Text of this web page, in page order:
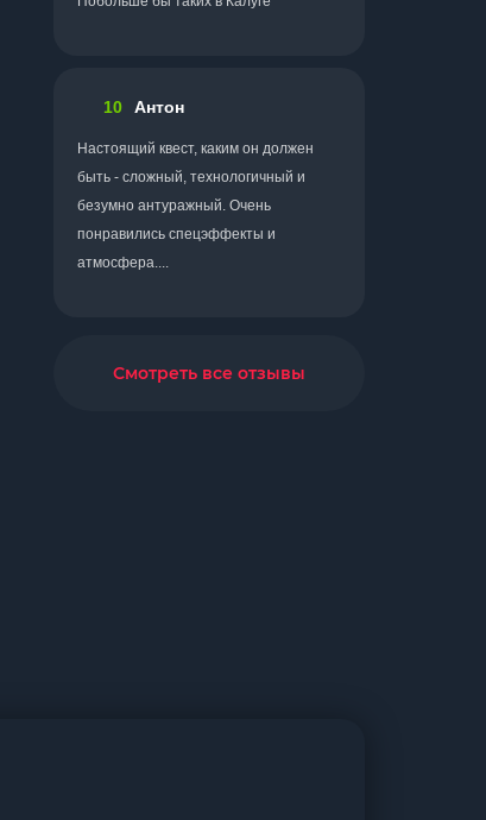
10 Антон
Настоящий квест, каким он должен
быть - сложный, технологичный и
безумно антуражный. Очень
понравились спецэффекты и
атмосфера....
Смотреть все отзывы